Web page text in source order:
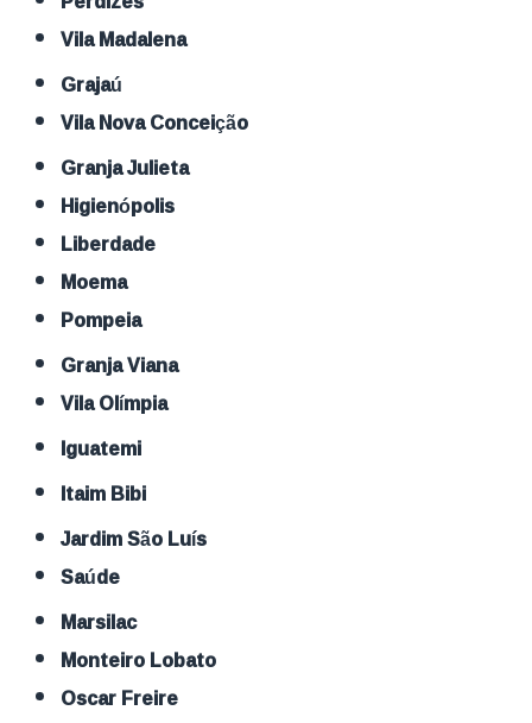
Vila Madalena
Grajaú
Vila Nova Conceição
Granja Julieta
Higienópolis
Liberdade
Moema
Pompeia
Granja Viana
Vila Olímpia
Iguatemi
Itaim Bibi
Jardim São Luís
Saúde
Marsilac
Monteiro Lobato
Oscar Freire